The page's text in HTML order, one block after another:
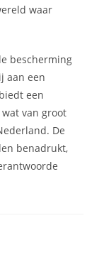
waar
bescherming
aan een
een
van groot
De
benadrukt,